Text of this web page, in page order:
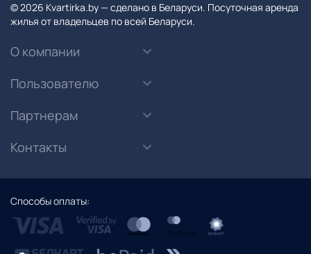
© 2026 Kvartirka.by — сделано в Беларуси. Посуточная аренда
жилья от владельцев по всей Беларуси.
О компании
Пользователю
Партнерам
Контакты
Способы оплаты: